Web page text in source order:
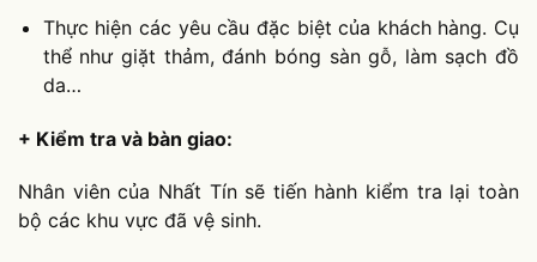
Thực hiện các yêu cầu đặc biệt của khách hàng. Cụ
thể như giặt thảm, đánh bóng sàn gỗ, làm sạch đồ
da…
+ Kiểm tra và bàn giao:
Nhân viên của Nhất Tín sẽ tiến hành kiểm tra lại toàn
bộ các khu vực đã vệ sinh.